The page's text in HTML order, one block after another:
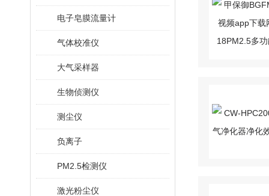
电子皂膜流量计
气体校准仪
大气采样器
生物侦测仪
测尘仪
负离子
PM2.5检测仪
激光粉尘仪